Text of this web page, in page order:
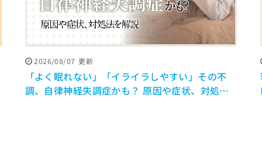
2026/08/07 更新
「よく眠れない」「イライラしやすい」その不
調、自律神経失調症かも？ 原因や症状、対処法